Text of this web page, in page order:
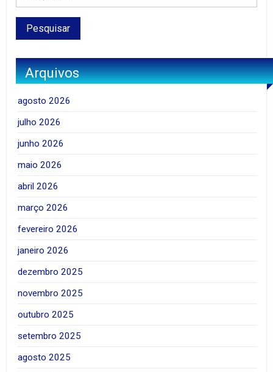
Arquivos
agosto 2026
julho 2026
junho 2026
maio 2026
abril 2026
março 2026
fevereiro 2026
janeiro 2026
dezembro 2025
novembro 2025
outubro 2025
setembro 2025
agosto 2025